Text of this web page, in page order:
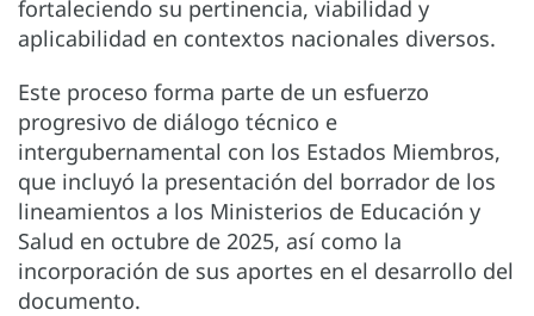
fortaleciendo su pertinencia, viabilidad y
aplicabilidad en contextos nacionales diversos.
Este proceso forma parte de un esfuerzo
progresivo de diálogo técnico e
intergubernamental con los Estados Miembros,
que incluyó la presentación del borrador de los
lineamientos a los Ministerios de Educación y
Salud en octubre de 2025, así como la
incorporación de sus aportes en el desarrollo del
documento.